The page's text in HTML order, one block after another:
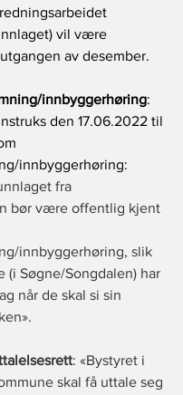
vil være
av desember.
innbyggerhøring:
den 17.06.2022 til
innbyggerhøring:
fra
bør være offentlig kjent
innbyggerhøring, slik
(i Søgne/Songdalen) har
når de skal si sin
: «Bystyret i
skal få uttale seg